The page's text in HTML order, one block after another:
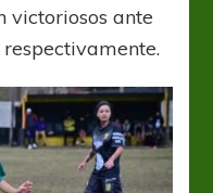
victoriosos ante